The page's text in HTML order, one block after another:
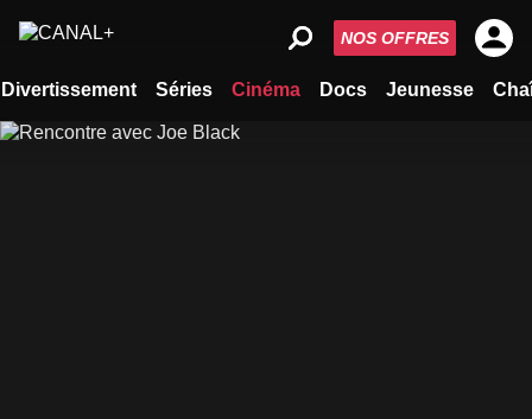
Divertissement Séries Cinéma Docs Jeunesse
NOS OFFRES